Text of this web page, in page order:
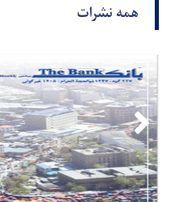
همه نشرات